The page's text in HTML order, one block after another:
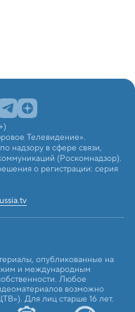
Телевидение».
надзору в сфере связи,
(Роскомнадзор).
о регистрации: серия
опубликованные на
и международным
Любое
возможно
Для лиц старше 16 лет.